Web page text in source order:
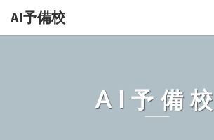
AI予備校
AI予備校